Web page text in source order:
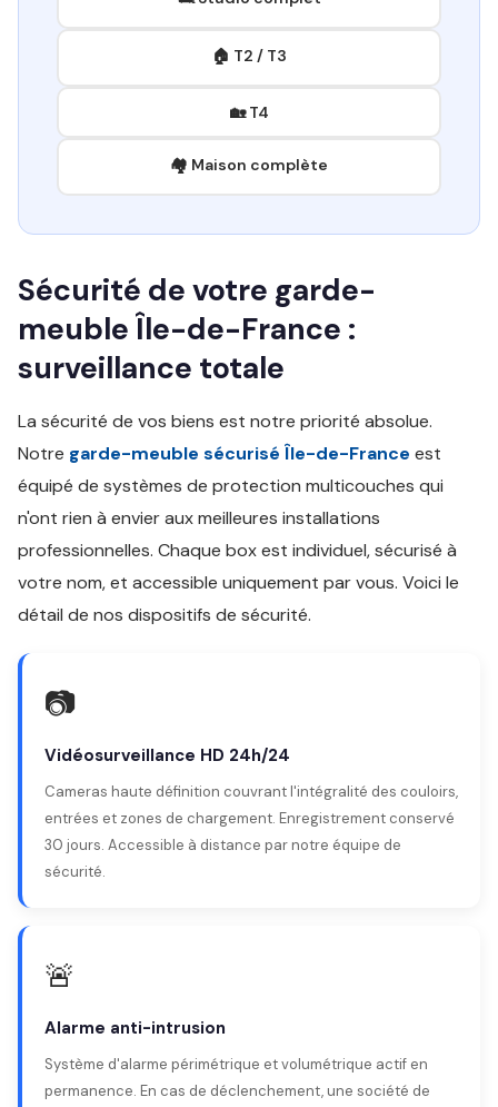
🏠 T2 / T3
🏡 T4
🏘️ Maison complète
Sécurité de votre garde-
meuble Île-de-France :
surveillance totale
La sécurité de vos biens est notre priorité absolue.
Notre garde-meuble sécurisé Île-de-France est
équipé de systèmes de protection multicouches qui
n'ont rien à envier aux meilleures installations
professionnelles. Chaque box est individuel, sécurisé à
votre nom, et accessible uniquement par vous. Voici le
détail de nos dispositifs de sécurité.
📷
Vidéosurveillance HD 24h/24
Cameras haute définition couvrant l'intégralité des couloirs,
entrées et zones de chargement. Enregistrement conservé
30 jours. Accessible à distance par notre équipe de
sécurité.
🚨
Alarme anti-intrusion
Système d'alarme périmétrique et volumétrique actif en
permanence. En cas de déclenchement, une société de